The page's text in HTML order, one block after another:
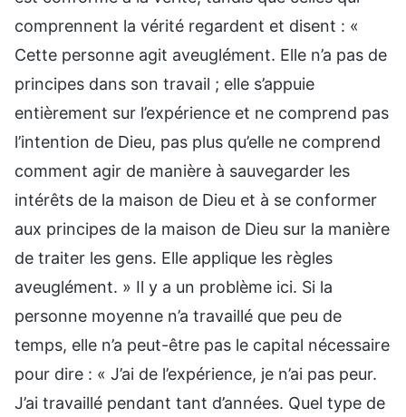
comprennent la vérité regardent et disent : «
Cette personne agit aveuglément. Elle n’a pas de
principes dans son travail ; elle s’appuie
entièrement sur l’expérience et ne comprend pas
l’intention de Dieu, pas plus qu’elle ne comprend
comment agir de manière à sauvegarder les
intérêts de la maison de Dieu et à se conformer
aux principes de la maison de Dieu sur la manière
de traiter les gens. Elle applique les règles
aveuglément. » Il y a un problème ici. Si la
personne moyenne n’a travaillé que peu de
temps, elle n’a peut-être pas le capital nécessaire
pour dire : « J’ai de l’expérience, je n’ai pas peur.
J’ai travaillé pendant tant d’années. Quel type de